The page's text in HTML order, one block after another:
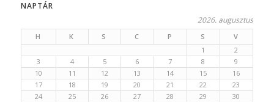
NAPTÁR
2026. augusztus
H K S C P S
V
1
2
3
4 5 6 7 8
9
10
11 12 13 14 15
16
17
18 19 20 21 22
23
24
25 26 27 28 29
30